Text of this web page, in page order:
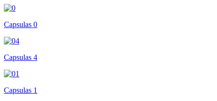
Capsulas 0
Capsulas 4
Capsulas 1